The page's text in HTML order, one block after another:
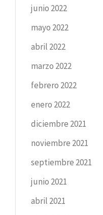
junio 2022
mayo 2022
abril 2022
marzo 2022
febrero 2022
enero 2022
diciembre 2021
noviembre 2021
septiembre 2021
junio 2021
abril 2021